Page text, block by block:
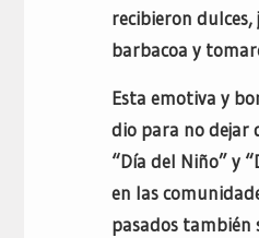
recibieron
barbacoa y
Esta emotiva y
dio para no dejar
“Día del Niño” y
en las
pasados también